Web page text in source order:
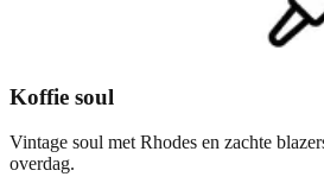
Koffie soul
Vintage soul met Rhodes en zachte
overdag.